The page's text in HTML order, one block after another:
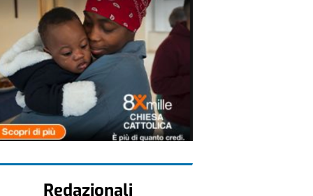
Redazionali